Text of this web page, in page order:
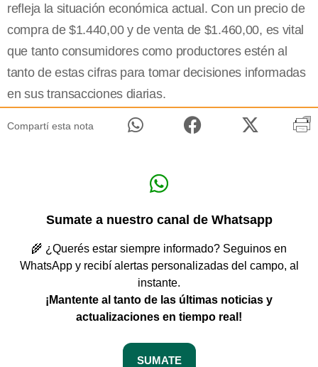
refleja la situación económica actual. Con un precio de
compra de $1.440,00 y de venta de $1.460,00, es vital
que tanto consumidores como productores estén al
tanto de estas cifras para tomar decisiones informadas
en sus transacciones diarias.
Compartí esta nota
Sumate a nuestro canal de Whatsapp
🌾 ¿Querés estar siempre informado? Seguinos en
WhatsApp y recibí alertas personalizadas del campo, al
instante.
¡Mantente al tanto de las últimas noticias y
actualizaciones en tiempo real!
SUMATE